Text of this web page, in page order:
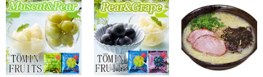
さい）
こちらの情報は2026年07月09日 時点での情報となります。